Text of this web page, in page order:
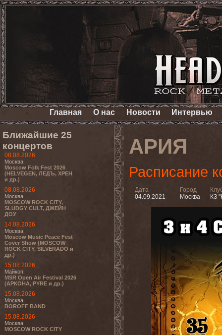
Главная О нас Новости Интервью
Ближайшие 25
концертов
08.08.2026
Москва
Moscow Folk Fest 2026
(HELVEGEN, ЛЕДЪ, ХРЕН
и др.)
08.08.2026
Москва
MOSCOW ROCK CITY,
SLUDGY CULT, ДЖЕЙН
ДОУ
14.08.2026
Москва
Moscow Music Peace Fest
Cover Show (MOSCOW
ROCK CITY, SILVERADO и
др.)
15.08.2026
Майкоп
MSR Open Air Festival 2026
(АРКОНА, PYRE и др.)
15.08.2026
Москва
BOROFF BAND
15.08.2026
Москва
MOSCOW ROCK CITY
АРИЯ
Расписание
Дата
04.09.2021
Город
Москва
КЗ